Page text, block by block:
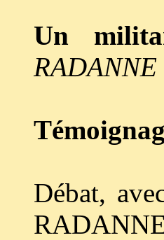
Un
RADANNE
Débat,